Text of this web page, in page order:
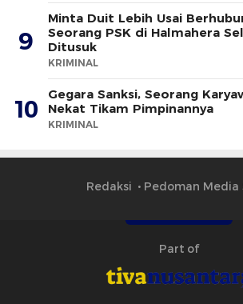
9
Minta Duit Lebih Usai
Seorang PSK di Halmahera
Ditusuk
KRIMINAL
10
Gegara Sanksi, Seorang
Nekat Tikam Pimpinannya
KRIMINAL
Redaksi Pedoman Media
Part of